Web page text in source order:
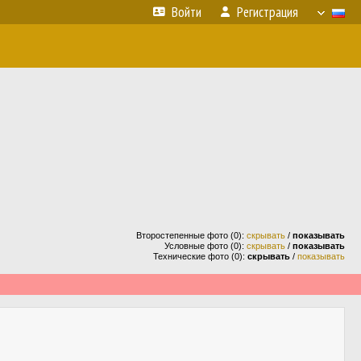
Войти Регистрация
Второстепенные фото (0): скрывать / показывать
Условные фото (0): скрывать / показывать
Технические фото (0): скрывать / показывать